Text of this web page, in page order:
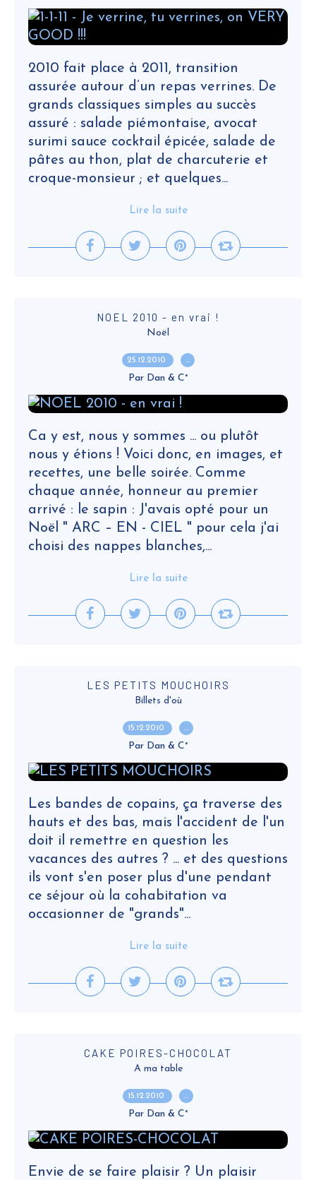
2010 fait place à 2011, transition
assurée autour d’un repas verrines. De
grands classiques simples au succès
assuré : salade piémontaise, avocat
surimi sauce cocktail épicée, salade de
pâtes au thon, plat de charcuterie et
croque-monsieur ; et quelques...
Lire la suite
NOEL 2010 - en vrai !
Noël
25.12.2010 …
Par Dan & C°
Ca y est, nous y sommes ... ou plutôt
nous y étions ! Voici donc, en images, et
recettes, une belle soirée. Comme
chaque année, honneur au premier
arrivé : le sapin : J'avais opté pour un
Noël " ARC – EN - CIEL " pour cela j'ai
choisi des nappes blanches,...
Lire la suite
LES PETITS MOUCHOIRS
Billets d'où
15.12.2010 …
Par Dan & C°
Les bandes de copains, ça traverse des
hauts et des bas, mais l'accident de l'un
doit il remettre en question les
vacances des autres ? ... et des questions
ils vont s'en poser plus d'une pendant
ce séjour où la cohabitation va
occasionner de "grands"...
Lire la suite
CAKE POIRES-CHOCOLAT
A ma table
15.12.2010 …
Par Dan & C°
Envie de se faire plaisir ? Un plaisir